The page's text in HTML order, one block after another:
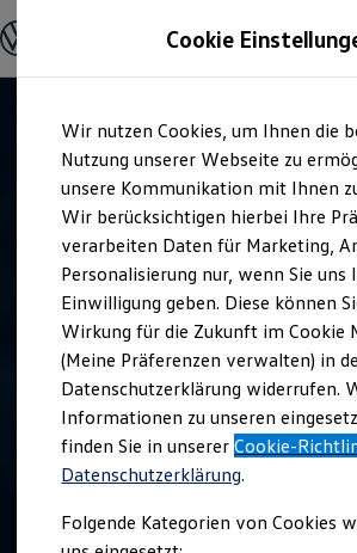
Hauptinhalt
springen
Footer
springen
Modelle & Konfigurator
Nutzfahrzeugkategorien
Modelle konfigurieren
Vorgängermodelle und Oldtimer
Vorgängermodelle
Oldtimer
Bulli Historie
Branchenlösungen & Gewerbekunden
Umbaulösungen und Hersteller
Auf- und Umbauten entdecken
Groß- und Sonderkunden
Großkunden
Kommunen & Behörden
Journalisten
Sportvereine
Branchenlösungen
Bau & Handwerk
Gewerbliche
Service & mobile
Kurier, Logistik & Handel
Feuerwehr
Rettungsdienste
Cookie
Wir nutzen Cookies, um Ihnen die
Nutzung unserer Webseite zu
unsere Kommunikation mit Ihnen
Wir berücksichtigen hierbei Ihre
verarbeiten Daten für Marketing,
Personalisierung nur, wenn Sie uns
Einwilligung geben. Diese können
Wirkung für die Zukunft im Cookie
(Meine Präferenzen verwalten) in
Datenschutzerklärung widerrufen.
Informationen zu unseren
finden Sie in unsererCookie-
Datenschutzerklärung.
Folgende Kategorien von Cookies